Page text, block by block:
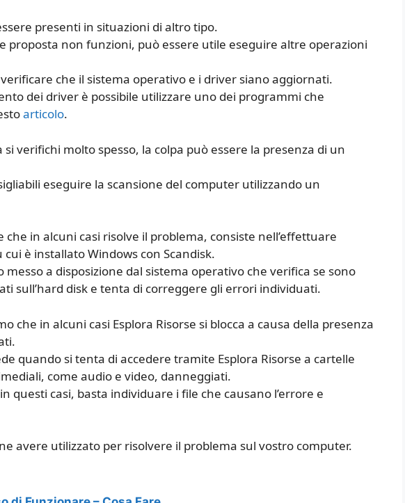
presenti in situazioni di altro tipo.
proposta non funzioni, può essere utile eseguire altre operazioni
che il sistema operativo e i driver siano aggiornati.
dei driver è possibile utilizzare uno dei programmi che
articolo.
si verifichi molto spesso, la colpa può essere la presenza di un
eseguire la scansione del computer utilizzando un
che in alcuni casi risolve il problema, consiste nell’effettuare
cui è installato Windows con Scandisk.
a disposizione dal sistema operativo che verifica se sono
sull’hard disk e tenta di correggere gli errori individuati.
che in alcuni casi Esplora Risorse si blocca a causa della presenza
quando si tenta di accedere tramite Esplora Risorse a cartelle
come audio e video, danneggiati.
questi casi, basta individuare i file che causano l’errore e
avere utilizzato per risolvere il problema sul vostro computer.